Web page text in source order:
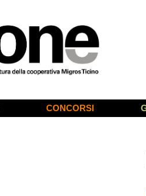
CONCORSI